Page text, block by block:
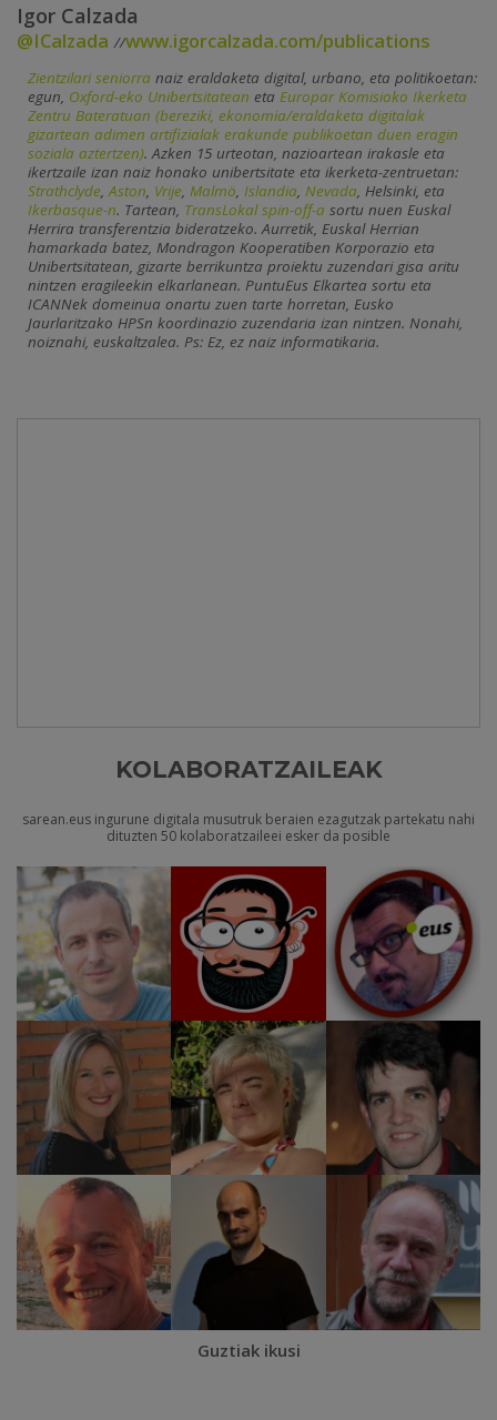
Igor Calzada
@ICalzada //www.igorcalzada.com/publications
Zientzilari seniorra naiz eraldaketa digital, urbano, eta politikoetan:
egun, Oxford-eko Unibertsitatean eta Europar Komisioko Ikerketa
Zentru Bateratuan (bereziki, ekonomia/eraldaketa digitalak
gizartean adimen artifizialak erakunde publikoetan duen eragin
soziala aztertzen). Azken 15 urteotan, nazioartean irakasle eta
ikertzaile izan naiz honako unibertsitate eta ikerketa-zentruetan:
Strathclyde Aston Vrije Malmö Islandia Nevada , Helsinki, eta
Ikerbasque-n. Tartean, TransLokal spin-off-a sortu nuen Euskal
Herrira transferentzia bideratzeko. Aurretik, Euskal Herrian
hamarkada batez, Mondragon Kooperatiben Korporazio eta
Unibertsitatean, gizarte berrikuntza proiektu zuzendari gisa aritu
nintzen eragileekin elkarlanean. PuntuEus Elkartea sortu eta
ICANNek domeinua onartu zuen tarte horretan, Eusko
Jaurlaritzako HPSn koordinazio zuzendaria izan nintzen. Nonahi,
noiznahi, euskaltzalea. Ps: Ez, ez naiz informatikaria.
KOLABORATZAILEAK
sarean.eus ingurune digitala musutruk beraien ezagutzak partekatu nahi
dituzten 50 kolaboratzaileei esker da posible
Guztiak ikusi